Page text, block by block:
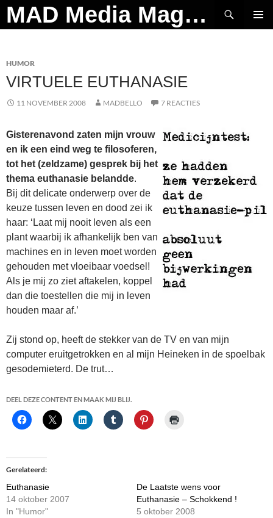
Ga
naar
MAD Media Magazine
Zoeken
HUMOR
VIRTUELE EUTHANASIE
11 NOVEMBER 2008 MADBELLO 7 REACTIES
Gisterenavond zaten mijn vrouw
en ik een eind weg te filosoferen,
tot het (zeldzame) gesprek bij het
thema euthanasie belandde.
Bij dit delicate onderwerp over de
keuze tussen leven en dood zei ik
haar: ‘Laat mij nooit leven als een
plant waarbij ik afhankelijk ben van
machines en in leven moet worden
gehouden met vloeibaar voedsel!
Als je mij zo ziet aftakelen, koppel
dan die toestellen die mij in leven
houden maar af.’
Zij stond op, heeft de stekker van de TV en van mijn
computer eruitgetrokken en al mijn Heineken in de spoelbak
gesodemieterd. De trut…
DEEL DEZE CONTENT EN MAAK MIJ BLIJ.
Gerelateerd
Euthanasie
14 oktober 2007
In "Humor"
De Laatste wens voor
Euthanasie – Schokkend !
5 oktober 2008